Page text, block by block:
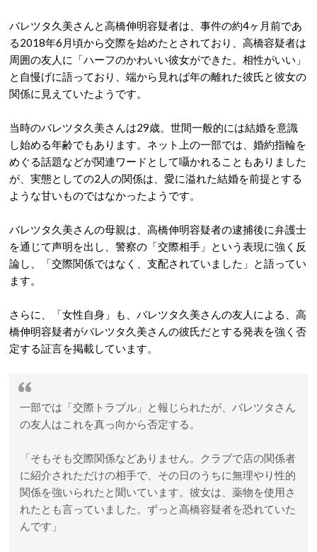
バレツタ久美さんと高橋伸明容疑者は、事件の約4ヶ月前であ
る2018年6月頃から交際を始めたとされており、 高橋容疑者は
周囲の友人に「ハーフのかわいい彼女ができた。相性がいい」
と自慢げに語っており、端から見れば年の離れた彼氏と彼女の
関係に見えていたようです。
当時のバレツタ久美さんは29歳。世間一般的には結婚を意識
し始める年齢でもあります。ネット上の一部では、婚約指輪を
めぐる話題などが関連ワードとして囁かれることもありました
が 、実態としての2人の関係は、愛に溢れた結婚を前提とする
ような甘いものではなかったようです。
バレツタ久美さんの母親は、高橋伸明容疑者の逮捕後に弁護士
を通じて声明を出し、警察の「交際相手」という表現に強く反
論し、「交際関係ではなく、支配されていました」と語ってい
ます。
さらに、「女性自身」も、バレツタ久美さんの友人による、高
橋伸明容疑者がバレツタ久美さんの彼氏だとする発表を強く否
定する証言を掲載しています。
一部では「交際トラブル」と報じられたが、バレツタさん
の友人はこれを真っ向から否定する。
「そもそも交際関係などありません。クラブで店の関係者
に紹介されただけの相手で、その日のうちに無理やり性的
関係を強いられたと聞いています。彼女は、薬物を使用さ
れたとも言っていました。ずっと高橋容疑者を恐れていた
んです」